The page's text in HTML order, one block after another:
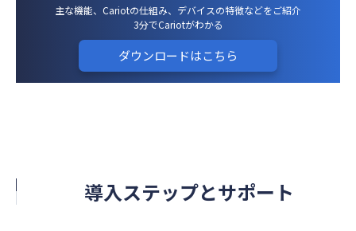
主な機能、Cariotの仕組み、デバイスの特徴などをご紹介
3分でCariotがわかる
ダウンロードはこちら
導入ステップとサポート​